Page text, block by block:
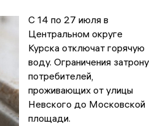
С 14 по 27 июля в
Центральном округе
Курска отключат горячую
воду. Ограничения
потребителей,
проживающих от улицы
Невского до Московской
площади.